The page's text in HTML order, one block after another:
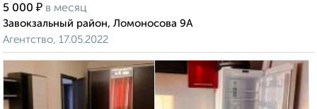
5 000 ₽ в месяц
Завокзальный район, Ломоносова 9А
Агентство, 17.05.2022